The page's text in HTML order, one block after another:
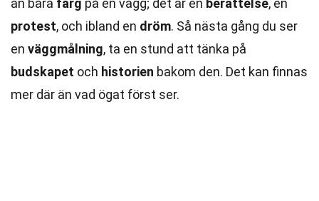
än bara färg på en vägg; det är en berättelse, en
protest, och ibland en dröm. Så nästa gång du ser
en väggmålning, ta en stund att tänka på
budskapet och historien bakom den. Det kan finnas
mer där än vad ögat först ser.